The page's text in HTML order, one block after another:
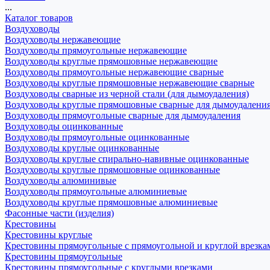
...
Каталог товаров
Воздуховоды
Воздуховоды нержавеющие
Воздуховоды прямоугольные нержавеющие
Воздуховоды круглые прямошовные нержавеющие
Воздуховоды прямоугольные нержавеющие сварные
Воздуховоды круглые прямошовные нержавеющие сварные
Воздуховоды сварные из черной стали (для дымоудаления)
Воздуховоды круглые прямошовные сварные для
Воздуховоды прямоугольные сварные для дымоудаления
Воздуховоды оцинкованные
Воздуховоды прямоугольные оцинкованные
Воздуховоды круглые оцинкованные
Воздуховоды круглые спирально-навивные оцинкованные
Воздуховоды круглые прямошовные оцинкованные
Воздуховоды алюминивые
Воздуховоды прямоугольные алюминиевые
Воздуховоды круглые прямошовные алюминиевые
Фасонные части (изделия)
Крестовины
Крестовины круглые
Крестовины прямоугольные с прямоугольной и круглой
Крестовины прямоугольные
Крестовины прямоугольные с круглыми врезками